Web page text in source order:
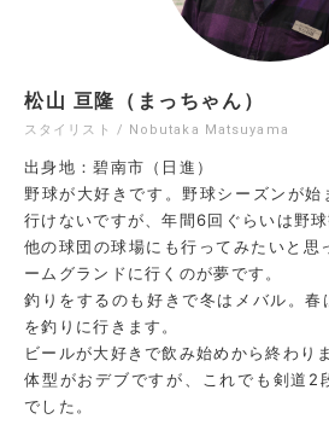
松山 亘隆（まっちゃん）
スタイリスト / Nobutaka Matsuyama
出身地：碧南市（日進）
野球が大好きです。野球シーズンが始
行けないですが、年間6回ぐらいは野球
他の球団の球場にも行ってみたいと思
ームグランドに行くのが夢です。
釣りをするのも好きで冬はメバル。春
を釣りに行きます。
ビールが大好きで飲み始めから終わり
体型がおデブですが、これでも剣道2
でした。